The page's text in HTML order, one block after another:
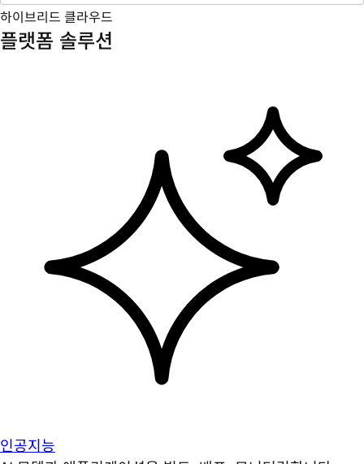
하이브리드 클라우드
플랫폼 솔루션
인공지능